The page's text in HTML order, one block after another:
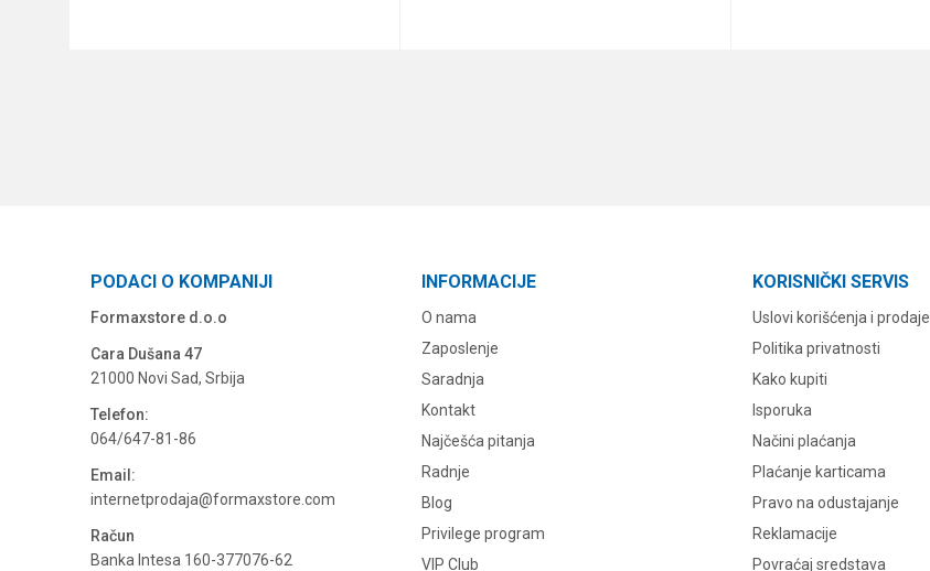
PODACI O KOMPANIJI
Formaxstore d.o.o
Cara Dušana 47
21000 Novi Sad, Srbija
Telefon:
064/647-81-86
Email:
internetprodaja@formaxstore.com
Račun
Banka Intesa 160-377076-62
INFORMACIJE
O nama
Zaposlenje
Saradnja
Kontakt
Najčešća pitanja
Radnje
Blog
Privilege program
VIP Club
KORISNIČKI SERVIS
Uslovi korišćenja i prodaje
Politika privatnosti
Kako kupiti
Isporuka
Načini plaćanja
Plaćanje karticama
Pravo na odustajanje
Reklamacije
Povraćaj sredstava